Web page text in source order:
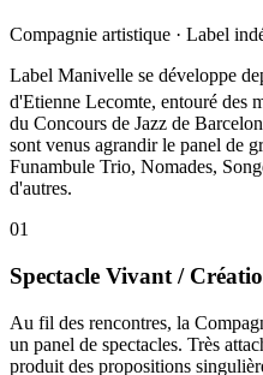
Compagnie artistique · Label
Label Manivelle se développe
d'Etienne Lecomte, entouré des
du Concours de Jazz de
sont venus agrandir le panel de
Funambule Trio, Nomades,
d'autres.
01
Spectacle Vivant /
Au fil des rencontres, la
un panel de spectacles. Très
produit des propositions